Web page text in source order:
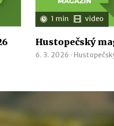
1 min video
Hustopečský
6. 3. 2026 ·